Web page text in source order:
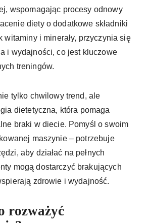
wspomagając procesy odnowy
diety o dodatkowe składniki
witaminy i minerały, przyczynia się
i wydajności, co jest kluczowe
treningów.
tylko chwilowy trend, ale
dietetyczna, która pomaga
braki w diecie. Pomyśl o swoim
maszynie – potrzebuje
aby działać na pełnych
mogą dostarczyć brakujących
zdrowie i wydajność.
rozważyć